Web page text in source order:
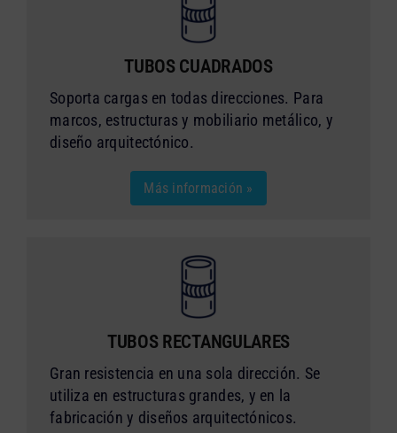
TUBOS CUADRADOS
Soporta cargas en todas direcciones. Para
marcos, estructuras y mobiliario metálico, y
diseño arquitectónico.
Más información »
TUBOS RECTANGULARES
Gran resistencia en una sola dirección. Se
utiliza en estructuras grandes, y en la
fabricación y diseños arquitectónicos.